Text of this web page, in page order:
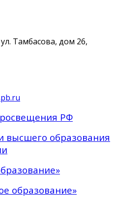
Тамбасова, дом 26,
РФ
высшего образования
образование»